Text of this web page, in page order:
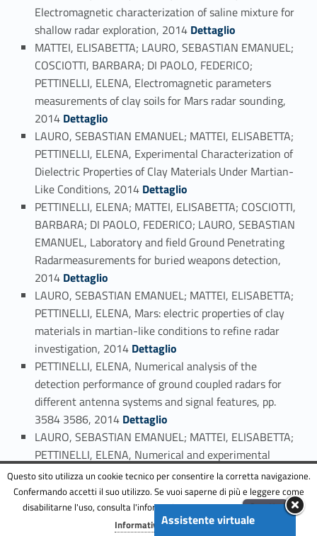
Electromagnetic characterization of saline mixture for
shallow radar exploration, 2014 Link identifier #identifier_person_50529-109
Dettaglio
MATTEI, ELISABETTA; LAURO, SEBASTIAN EMANUEL;
COSCIOTTI, BARBARA; DI PAOLO, FEDERICO;
PETTINELLI, ELENA, Electromagnetic parameters
measurements of clay soils for Mars radar sounding,
2014 Link identifier #identifier_person_162805-110
Dettaglio
LAURO, SEBASTIAN EMANUEL; MATTEI, ELISABETTA;
PETTINELLI, ELENA, Experimental Characterization of
Dielectric Properties of Clay Materials Under Martian-
Like Conditions, 2014 Link identifier #identifier_person_128797-111
Dettaglio
PETTINELLI, ELENA; MATTEI, ELISABETTA; COSCIOTTI,
BARBARA; DI PAOLO, FEDERICO; LAURO, SEBASTIAN
EMANUEL, Laboratory and field Ground Penetrating
Radarmeasurements for buried weapons detection,
2014 Link identifier #identifier_person_29456-112
Dettaglio
LAURO, SEBASTIAN EMANUEL; MATTEI, ELISABETTA;
PETTINELLI, ELENA, Mars: electric properties of clay
materials in martian-like conditions to refine radar
investigation, 2014 Link identifier #identifier_person_106105-113
Dettaglio
PETTINELLI, ELENA, Numerical analysis of the
detection performance of ground coupled radars for
different antenna systems and signal features, pp.
3584 3586, 2014 Link identifier #identifier_person_114886-114
Dettaglio
LAURO, SEBASTIAN EMANUEL; MATTEI, ELISABETTA;
PETTINELLI, ELENA, Numerical and experimental
surveys on the GPR early-time signal features for the
evaluation of shallow-soil permittivity, 2014Link identifier #identifier_person_73907-115
Dettaglio
PETTINELLI, ELENA, Relations between GPR early-
time signal attributes and ground permittivity: A
Assistente virtuale
Questo sito utilizza un cookie tecnico per consentire la corretta navigazione.
Confermando accetti il suo utilizzo. Se vuoi saperne di più e leggere come
disabilitarne l'uso, consulta l'informativa estesa.ENG
Accetta
Informativa completa